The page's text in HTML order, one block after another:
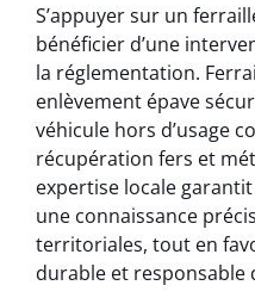
S’appuyer sur un
bénéficier d’une
la réglementation.
enlèvement épave
véhicule hors d’usage
récupération fers et
expertise locale
une connaissance
territoriales, tout en
durable et responsable